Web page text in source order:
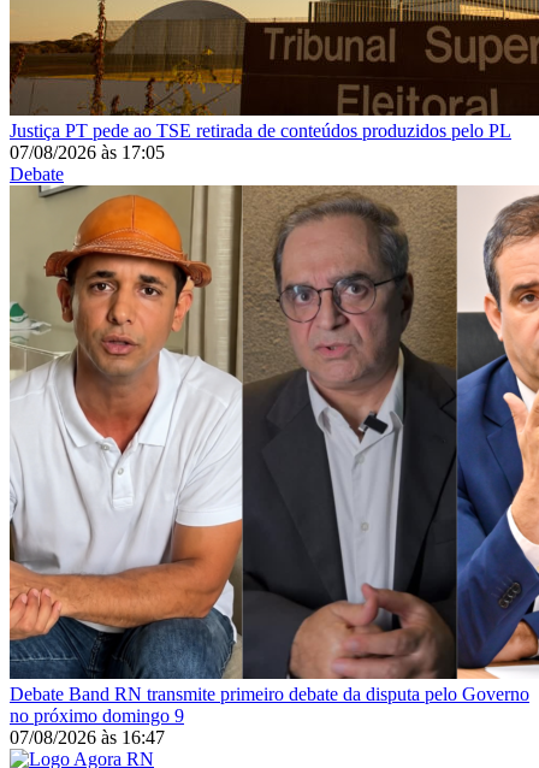
Justiça PT pede ao TSE retirada de conteúdos produzidos pelo PL
07/08/2026 às 17:05
Debate
Debate Band RN transmite primeiro debate da disputa pelo Governo
no próximo domingo 9
07/08/2026 às 16:47